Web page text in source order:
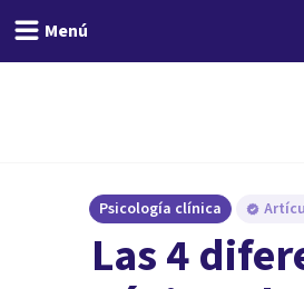
Menú
Psicología clínica
Las 4